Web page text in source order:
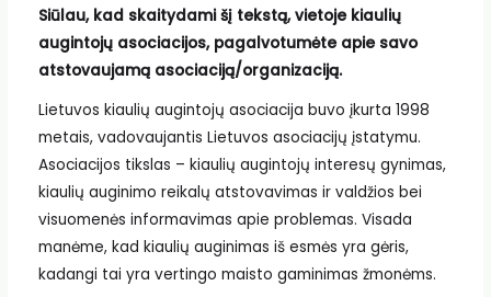
Siūlau, kad skaitydamišįtekstą, vietoje kiaulių
augintojųasociacijos, pagalvotumėte apie savo
atstovaujamąasociaciją/organizaciją.
Lietuvos kiaulių augintojų asociacija buvo įkurta 1998
metais, vadovaujantis Lietuvos asociacijų įstatymu.
Asociacijos tikslas – kiaulių augintojų interesų gynimas,
kiaulių auginimo reikalų atstovavimas ir valdžios bei
visuomenės informavimas apie problemas. Visada
manėme, kad kiaulių auginimas iš esmės yra gėris,
kadangi tai yra vertingo maisto gaminimas žmonėms.